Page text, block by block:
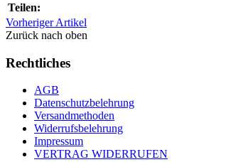
Teilen:
Vorheriger Artikel
Zurück nach oben
Rechtliches
AGB
Datenschutzbelehrung
Versandmethoden
Widerrufsbelehrung
Impressum
VERTRAG WIDERRUFEN